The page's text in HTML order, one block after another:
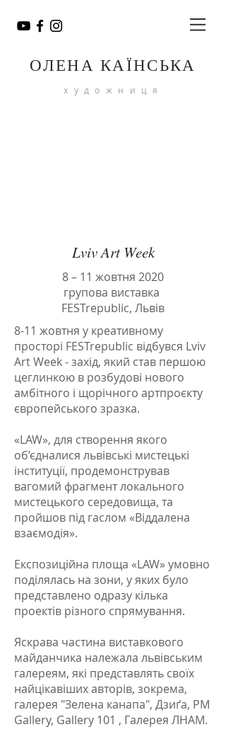
ОЛЕНА КАЇНСЬКА
художниця
Lviv Art Week
8 – 11 жовтня 2020
групова виставка
FESTrepublic, Львів
8-11 жовтня у креативному
просторі FESTrepublic відбувся Lviv
Art Week - захід, який став першою
цеглинкою в розбудові нового
амбітного і щорічного артпроєкту
європейського зразка.
«LAW», для створення якого
об’єдналися львівські мистецькі
інституції, продемонстрував
вагомий фрагмент локального
мистецького середовища, та
пройшов під гаслом «Віддалена
взаємодія».
Експозиційна площа «LAW» умовно
поділялась на зони, у яких було
представлено одразу кілька
проектів різного спрямування.
Яскрава частина виставкового
майданчика належала львівським
галереям, які представлять своїх
найцікавіших авторів, зокрема,
галерея "Зелена канапа", Дзиґа, PM
Gallery, Gallery 101 , Галерея ЛНАМ.